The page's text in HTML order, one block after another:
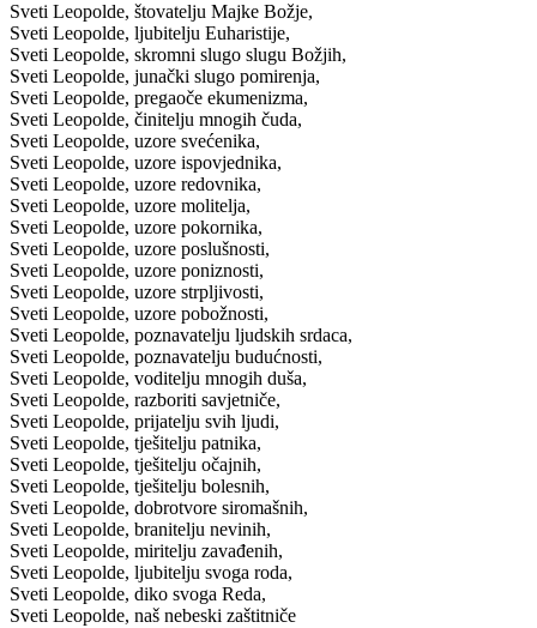
Sveti Leopolde, štovatelju Majke Božje,
Sveti Leopolde, ljubitelju Euharistije,
Sveti Leopolde, skromni slugo slugu Božjih,
Sveti Leopolde, junački slugo pomirenja,
Sveti Leopolde, pregaoče ekumenizma,
Sveti Leopolde, činitelju mnogih čuda,
Sveti Leopolde, uzore svećenika,
Sveti Leopolde, uzore ispovjednika,
Sveti Leopolde, uzore redovnika,
Sveti Leopolde, uzore molitelja,
Sveti Leopolde, uzore pokornika,
Sveti Leopolde, uzore poslušnosti,
Sveti Leopolde, uzore poniznosti,
Sveti Leopolde, uzore strpljivosti,
Sveti Leopolde, uzore pobožnosti,
Sveti Leopolde, poznavatelju ljudskih srdaca,
Sveti Leopolde, poznavatelju budućnosti,
Sveti Leopolde, voditelju mnogih duša,
Sveti Leopolde, razboriti savjetniče,
Sveti Leopolde, prijatelju svih ljudi,
Sveti Leopolde, tješitelju patnika,
Sveti Leopolde, tješitelju očajnih,
Sveti Leopolde, tješitelju bolesnih,
Sveti Leopolde, dobrotvore siromašnih,
Sveti Leopolde, branitelju nevinih,
Sveti Leopolde, miritelju zavađenih,
Sveti Leopolde, ljubitelju svoga roda,
Sveti Leopolde, diko svoga Reda,
Sveti Leopolde, naš nebeski zaštitniče